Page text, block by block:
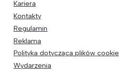
Kariera
Kontakty
Regulamin
Reklama
Polityka dotycząca plików cookie
Wydarzenia